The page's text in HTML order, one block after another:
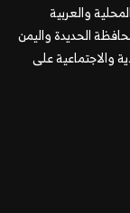
والعربية
الحديدة واليمن
والاجتماعية على